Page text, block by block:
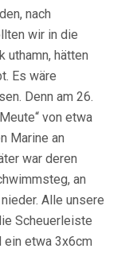
nach
wir in die
uthamn, hätten
Es wäre
Denn am 26.
von etwa
Marine an
war deren
an
Alle unsere
Scheuerleiste
ein etwa 3x6cm